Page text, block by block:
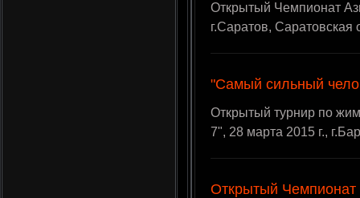
Открытый Чемпионат
г.Саратов, Саратовская
"Самый сильный
Открытый турнир по
7", 28 марта 2015 г.,
Открытый